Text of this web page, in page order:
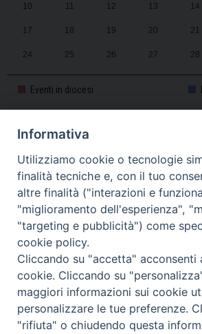
10 11 12 13 14
17 18 19 20 21
24 25 26 27 28
31 1 2 3 4
Eventi in diocesi
CALENDARIO
Piazza Duomo, 11 - 27100 Pavia - Tel. 0382.386511
Informativa
Utilizziamo cookie o tecnologie
finalità tecniche e, con il tuo
altre finalità ("interazioni e
"miglioramento dell'esperienza",
"targeting e pubblicità") come
cookie policy.
Cliccando su "accetta" acconsenti
cookie. Cliccando su
maggiori informazioni sui cookie
personalizzare le tue preferenze.
"rifiuta" o chiudendo questa